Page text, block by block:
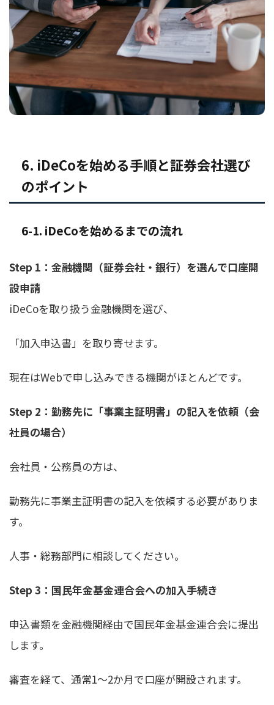
6. iDeCoを始める手順と証券会社選び
のポイント
6-1. iDeCoを始めるまでの流れ
Step 1：金融機関（証券会社・銀行）を選んで口座開
設申請
iDeCoを取り扱う金融機関を選び、
「加入申込書」を取り寄せます。
現在はWebで申し込みできる機関がほとんどです。
Step 2：勤務先に「事業主証明書」の記入を依頼（会
社員の場合）
会社員・公務員の方は、
勤務先に事業主証明書の記入を依頼する必要がありま
す。
人事・総務部門に相談してください。
Step 3：国民年金基金連合会への加入手続き
申込書類を金融機関経由で国民年金基金連合会に提出
します。
審査を経て、通常1〜2か月で口座が開設されます。